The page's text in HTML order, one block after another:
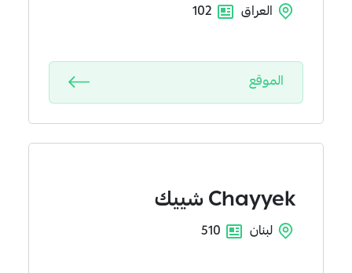
العراق
الموقع
Chayyekشييك
لبنان